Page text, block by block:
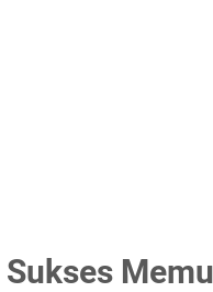
Sukses